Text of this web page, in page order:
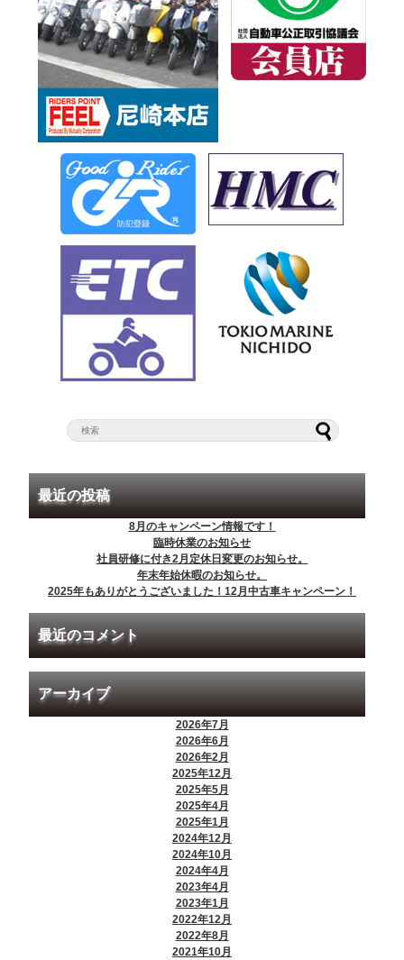
最近の投稿
8月のキャンペーン情報です！
臨時休業のお知らせ
社員研修に付き2月定休日変更のお知らせ。
年末年始休暇のお知らせ。
2025年もありがとうございました！12月中古車キャンペーン！
最近のコメント
アーカイブ
2026年7月
2026年6月
2026年2月
2025年12月
2025年5月
2025年4月
2025年1月
2024年12月
2024年10月
2024年4月
2023年4月
2023年1月
2022年12月
2022年8月
2021年10月